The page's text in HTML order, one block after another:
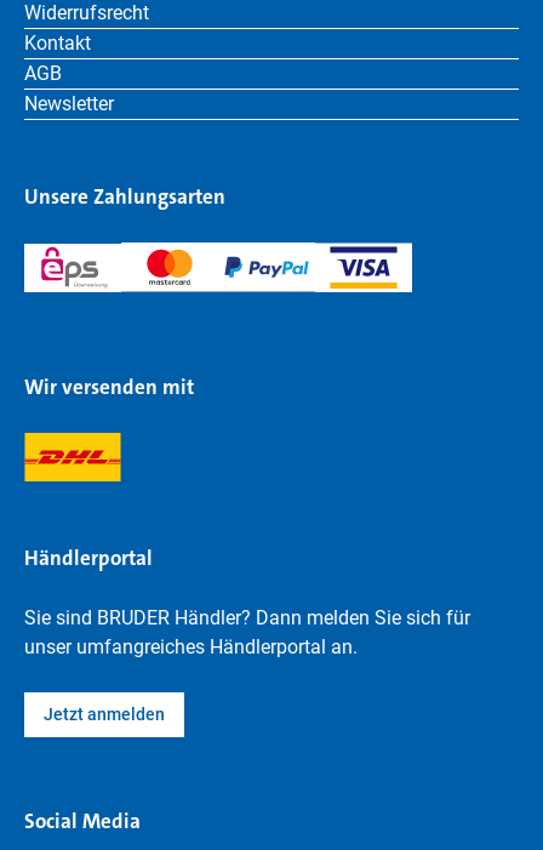
Widerrufsrecht
Kontakt
AGB
Newsletter
Unsere Zahlungsarten
Wir versenden mit
Händlerportal
Sie sind BRUDER Händler? Dann melden Sie sich für
unser umfangreiches Händlerportal an.
Jetzt anmelden
Social Media